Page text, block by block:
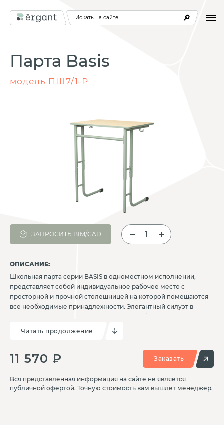
Искать на сайте
Парта Basis
модель ПШ7/1-Р
ЗАПРОСИТЬ BIM/CAD
ОПИСАНИЕ:
Школьная парта серии BASIS в одноместном исполнении,
представляет собой индивидуальное рабочее место с
просторной и прочной столешницей на которой помещаются
все необходимые принадлежности. Элегантный силуэт в
сочетании с продуманной эргономикой обеспечивает
комфорт и способствует формированию правильной осанки
учеников. Облегченная конструкция позволяет легко
расстановки в классе. Данная модель регулируется по высоте
и позволяет адаптироваться под нужную группу роста
учеников.
Читать продолжение
11 570 ₽ Заказать
Вся представленная информация на сайте не является
публичной офертой. Точную стоимость вам вышлет менеджер.